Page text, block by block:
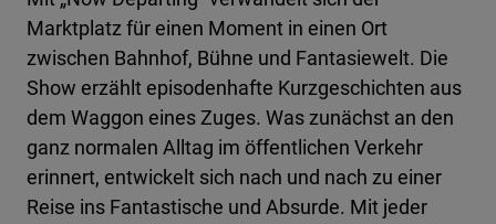
Marktplatz für einen Moment in einen Ort
zwischen Bahnhof, Bühne und Fantasiewelt. Die
Show erzählt episodenhafte Kurzgeschichten aus
dem Waggon eines Zuges. Was zunächst an den
ganz normalen Alltag im öffentlichen Verkehr
erinnert, entwickelt sich nach und nach zu einer
Reise ins Fantastische und Absurde. Mit jeder